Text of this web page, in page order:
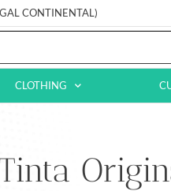
CONTINENTAL)
CLOTHING